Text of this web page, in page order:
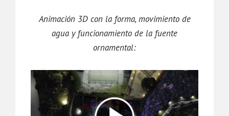
Animación 3D con la forma, movimiento de
agua y funcionamiento de la fuente
ornamental: